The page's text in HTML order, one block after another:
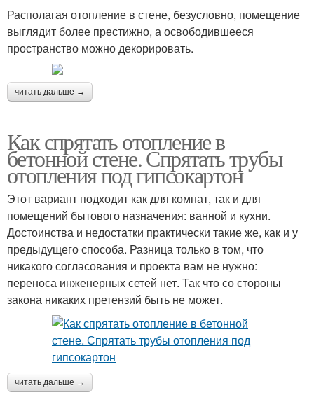
Располагая отопление в стене, безусловно, помещение
выглядит более престижно, а освободившееся
пространство можно декорировать.
читать дальше →
Как спрятать отопление в
бетонной стене. Спрятать трубы
отопления под гипсокартон
Этот вариант подходит как для комнат, так и для
помещений бытового назначения: ванной и кухни.
Достоинства и недостатки практически такие же, как и у
предыдущего способа. Разница только в том, что
никакого согласования и проекта вам не нужно:
переноса инженерных сетей нет. Так что со стороны
закона никаких претензий быть не может.
читать дальше →